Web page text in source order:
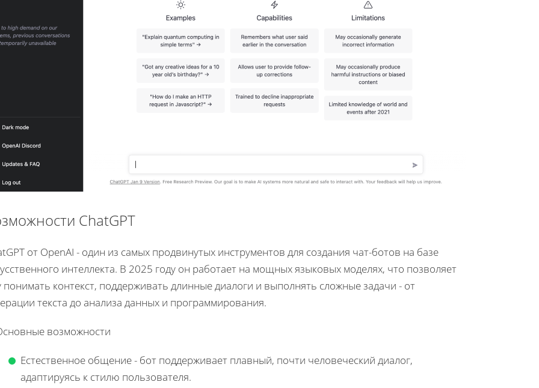
ChatGPT
от OpenAI - один из самых продвинутых инструментов для создания чат-ботов на базе
интеллекта. В 2025 году он работает на мощных языковых моделях, что позволяет
понимать контекст, поддерживать длинные диалоги и выполнять сложные задачи - от
текста до анализа данных и программирования.
возможности
Естественное общение - бот поддерживает плавный, почти человеческий диалог,
адаптируясь к стилю пользователя.